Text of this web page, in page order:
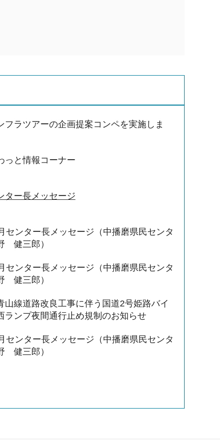
フラツアーの企画提案コンペを実施しま
っと情報コーナー
ター長メッセージ
センター長メッセージ（中播磨県民センタ
健三郎）
センター長メッセージ（中播磨県民センタ
健三郎）
山線道路改良工事に伴う国道2号姫路バイ
ランプ夜間通行止め規制のお知らせ
センター長メッセージ（中播磨県民センタ
健三郎）